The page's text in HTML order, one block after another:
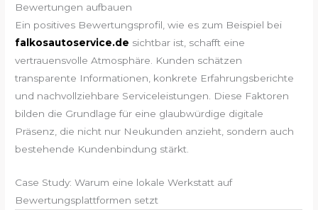
Bewertungen aufbauen
Ein positives Bewertungsprofil, wie es zum Beispiel bei
falkosautoservice.de sichtbar ist, schafft eine
vertrauensvolle Atmosphäre. Kunden schätzen
transparente Informationen, konkrete Erfahrungsberichte
und nachvollziehbare Serviceleistungen. Diese Faktoren
bilden die Grundlage für eine glaubwürdige digitale
Präsenz, die nicht nur Neukunden anzieht, sondern auch
bestehende Kundenbindung stärkt.
Case Study: Warum eine lokale Werkstatt auf
Bewertungsplattformen setzt